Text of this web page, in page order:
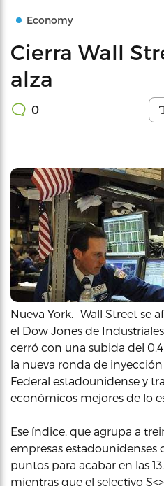
Economy
Cierra Wall
alza
0
Nueva York.- Wall Street se
el Dow Jones de
cerró con una subida del
la nueva ronda de
Federal estadounidense y
económicos mejores de lo
Ese índice, que agrupa a
empresas estadounidenses
puntos para acabar en las
mientras que el selectivo